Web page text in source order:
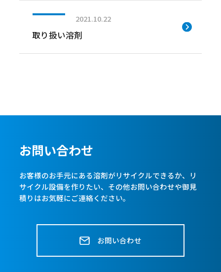
2021.10.22
取り扱い溶剤
お問い合わせ
お客様のお手元にある溶剤がリサイクルできるか、リ
サイクル設備を作りたい、 その他お問い合わせや御見
積りはお気軽にご連絡ください。
お問い合わせ